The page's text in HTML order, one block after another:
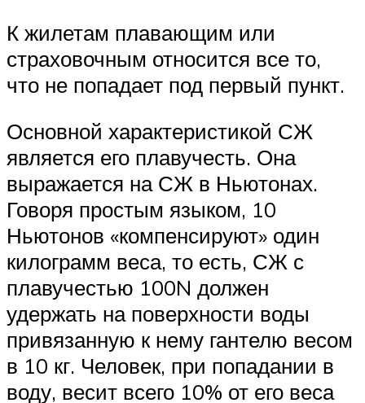
К жилетам плавающим или
страховочным относится все то,
что не попадает под первый пункт.
Основной характеристикой СЖ
является его плавучесть. Она
выражается на СЖ в Ньютонах.
Говоря простым языком, 10
Ньютонов «компенсируют» один
килограмм веса, то есть, СЖ с
плавучестью 100N должен
удержать на поверхности воды
привязанную к нему гантелю весом
в 10 кг. Человек, при попадании в
воду, весит всего 10% от его веса